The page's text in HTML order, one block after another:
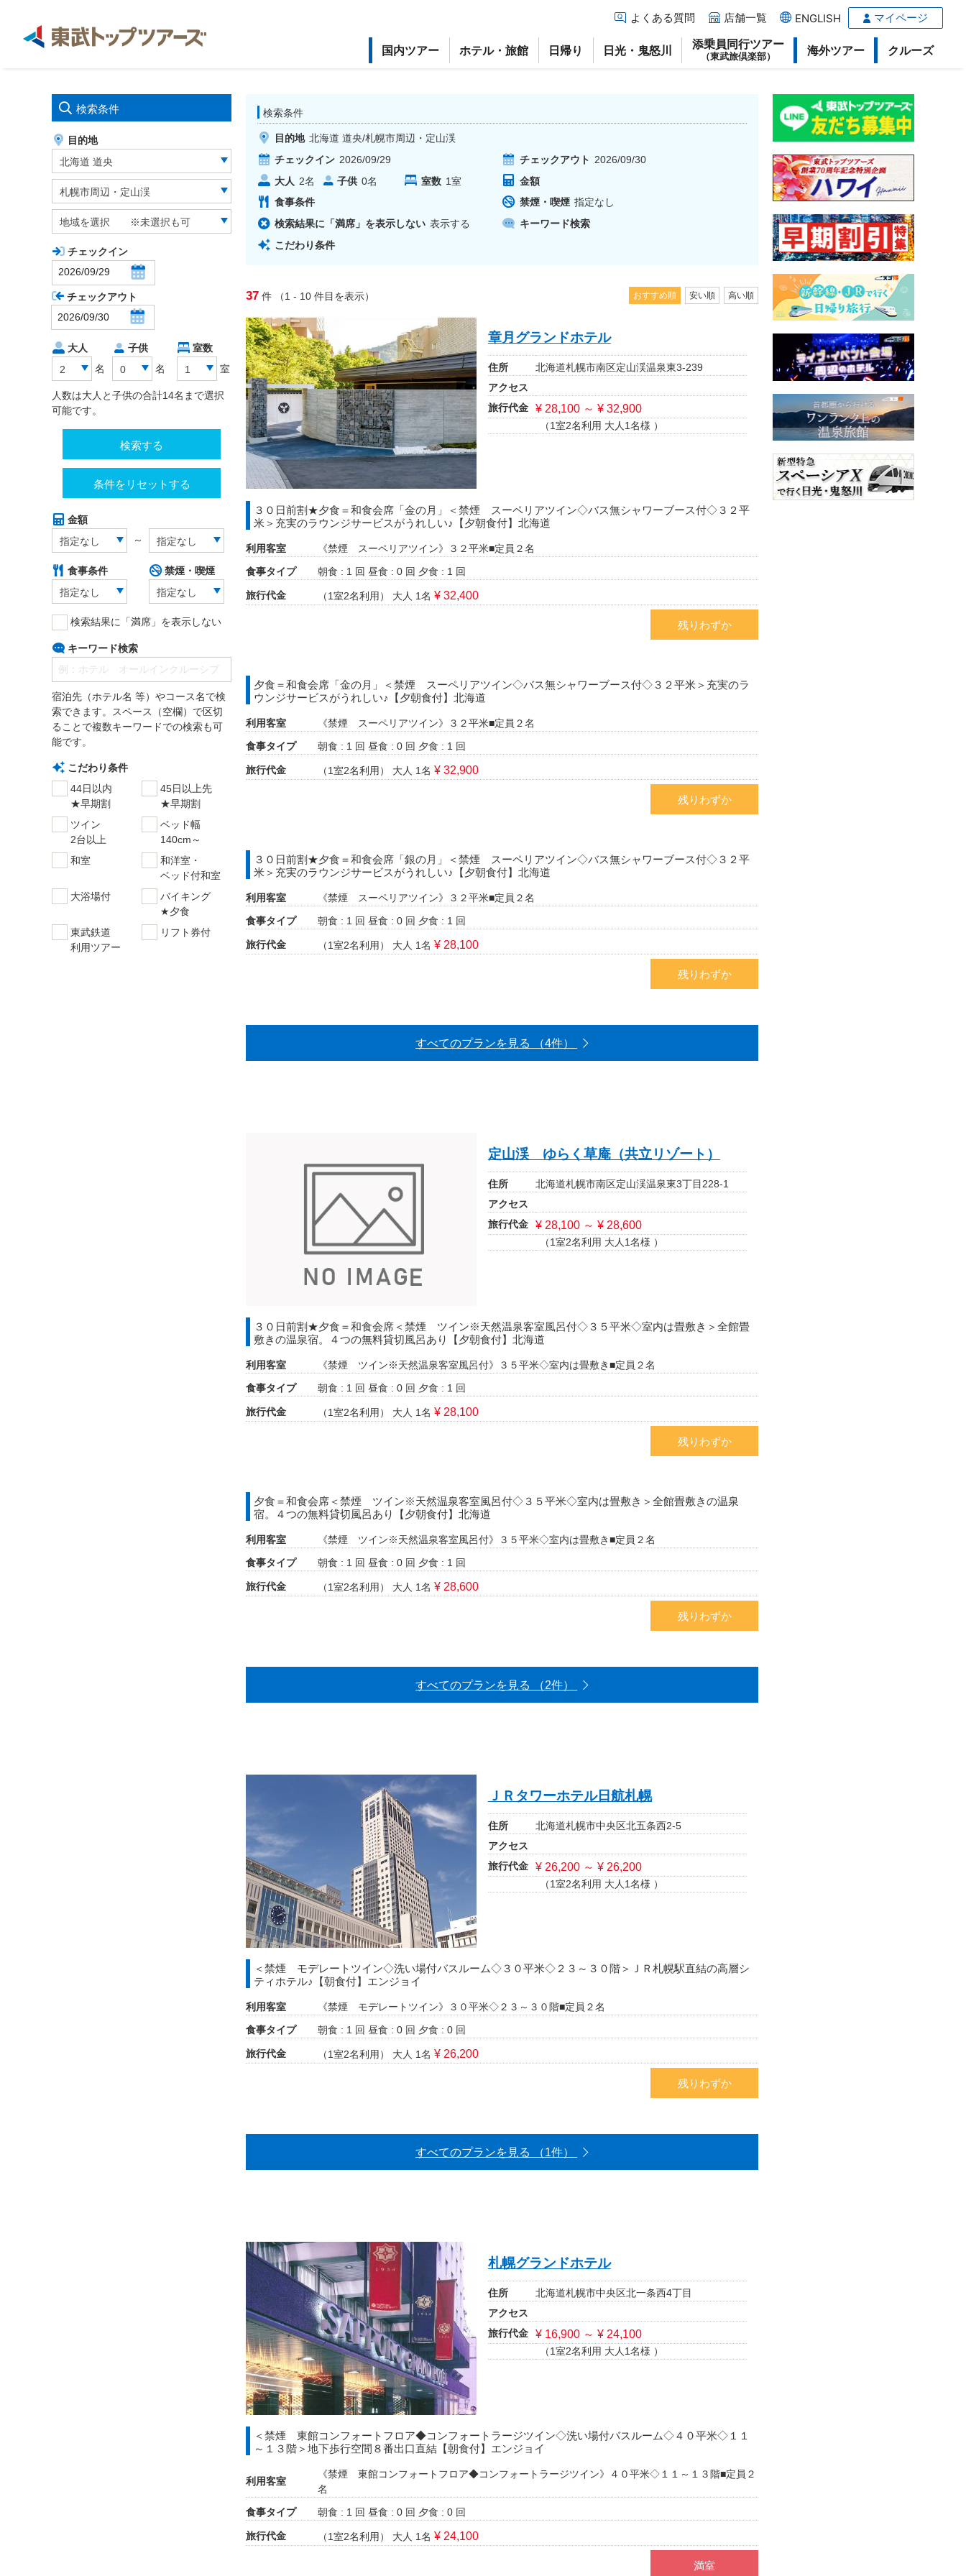
よくある質問 店舗一覧 ENGLISH マイページ
国内ツアー ホテル・旅館 日帰り 日光・鬼怒川 添乗員同行ツアー
（東武旅倶楽部） 海外ツアー クルーズ
検索条件
目的地
北海道 道央
札幌市周辺・定山渓
地域を選択 ※未選択も可
チェックイン
チェックアウト
大人
2
名
子供
0
名
室数
1
室
人数は大人と子供の合計14名まで選択
可能です。
検索する
条件をリセットする
金額
指定なし
～ 指定なし
食事条件
指定なし
禁煙・喫煙
指定なし
検索結果に「満席」を表示しない
キーワード検索
宿泊先（ホテル名 等）やコース名で検
索できます。スペース（空欄）で区切
ることで複数キーワードでの検索も可
能です。
こだわり条件
44日以内
★早期割
45日以上先
★早期割
ツイン
2台以上
ベッド幅
140cm～
和室
和洋室・
ベッド付和室
大浴場付
バイキング
★夕食
東武鉄道
利用ツアー
リフト券付
検索条件
目的地 北海道 道央/札幌市周辺・定山渓
チェックイン 2026/09/29 チェックアウト 2026/09/30
大人 2名 子供 0名 室数 1室
金額
食事条件
禁煙・喫煙 指定なし
検索結果に「満席」を表示しない 表示する
キーワード検索
こだわり条件
37 件 （1 - 10 件目を表示） おすすめ順 安い順 高い順
章月グランドホテル
住所
北海道札幌市南区定山渓温泉東3-239
アクセス
旅行代金
¥ 28,100 ～ ¥ 32,900
（1室2名利用 大人1名様 ）
３０日前割★夕食＝和食会席「金の月」＜禁煙 スーペリアツイン◇バス無シャワーブース付◇３２平
米＞充実のラウンジサービスがうれしい♪【夕朝食付】北海道
利用客室
《禁煙 スーペリアツイン》３２平米■定員２名
食事タイプ
朝食 : 1 回 昼食 : 0 回 夕食 : 1 回
旅行代金 （1室2名利用） 大人 1名 ¥ 32,400
残りわずか
夕食＝和食会席「金の月」＜禁煙 スーペリアツイン◇バス無シャワーブース付◇３２平米＞充実のラ
ウンジサービスがうれしい♪【夕朝食付】北海道
利用客室
《禁煙 スーペリアツイン》３２平米■定員２名
食事タイプ
朝食 : 1 回 昼食 : 0 回 夕食 : 1 回
旅行代金 （1室2名利用） 大人 1名 ¥ 32,900
残りわずか
３０日前割★夕食＝和食会席「銀の月」＜禁煙 スーペリアツイン◇バス無シャワーブース付◇３２平
米＞充実のラウンジサービスがうれしい♪【夕朝食付】北海道
利用客室
《禁煙 スーペリアツイン》３２平米■定員２名
食事タイプ
朝食 : 1 回 昼食 : 0 回 夕食 : 1 回
旅行代金 （1室2名利用） 大人 1名 ¥ 28,100
残りわずか
すべてのプランを見る （4件）
定山渓 ゆらく草庵（共立リゾート）
住所
北海道札幌市南区定山渓温泉東3丁目228-1
アクセス
旅行代金
¥ 28,100 ～ ¥ 28,600
（1室2名利用 大人1名様 ）
３０日前割★夕食＝和食会席＜禁煙 ツイン※天然温泉客室風呂付◇３５平米◇室内は畳敷き＞全館畳
敷きの温泉宿。４つの無料貸切風呂あり【夕朝食付】北海道
利用客室
《禁煙 ツイン※天然温泉客室風呂付》３５平米◇室内は畳敷き■定員２名
食事タイプ
朝食 : 1 回 昼食 : 0 回 夕食 : 1 回
旅行代金 （1室2名利用） 大人 1名 ¥ 28,100
残りわずか
夕食＝和食会席＜禁煙 ツイン※天然温泉客室風呂付◇３５平米◇室内は畳敷き＞全館畳敷きの温泉
宿。４つの無料貸切風呂あり【夕朝食付】北海道
利用客室
《禁煙 ツイン※天然温泉客室風呂付》３５平米◇室内は畳敷き■定員２名
食事タイプ
朝食 : 1 回 昼食 : 0 回 夕食 : 1 回
旅行代金 （1室2名利用） 大人 1名 ¥ 28,600
残りわずか
すべてのプランを見る （2件）
ＪＲタワーホテル日航札幌
住所
北海道札幌市中央区北五条西2-5
アクセス
旅行代金
¥ 26,200 ～ ¥ 26,200
（1室2名利用 大人1名様 ）
＜禁煙 モデレートツイン◇洗い場付バスルーム◇３０平米◇２３～３０階＞ＪＲ札幌駅直結の高層シ
ティホテル♪【朝食付】エンジョイ
利用客室
《禁煙 モデレートツイン》３０平米◇２３～３０階■定員２名
食事タイプ
朝食 : 1 回 昼食 : 0 回 夕食 : 0 回
旅行代金 （1室2名利用） 大人 1名 ¥ 26,200
残りわずか
すべてのプランを見る （1件）
札幌グランドホテル
住所
北海道札幌市中央区北一条西4丁目
アクセス
旅行代金
¥ 16,900 ～ ¥ 24,100
（1室2名利用 大人1名様 ）
＜禁煙 東館コンフォートフロア◆コンフォートラージツイン◇洗い場付バスルーム◇４０平米◇１１
～１３階＞地下歩行空間８番出口直結【朝食付】エンジョイ
利用客室
《禁煙 東館コンフォートフロア◆コンフォートラージツイン》４０平米◇１１～１３階■定員２
名
食事タイプ
朝食 : 1 回 昼食 : 0 回 夕食 : 0 回
旅行代金 （1室2名利用） 大人 1名 ¥ 24,100
満室